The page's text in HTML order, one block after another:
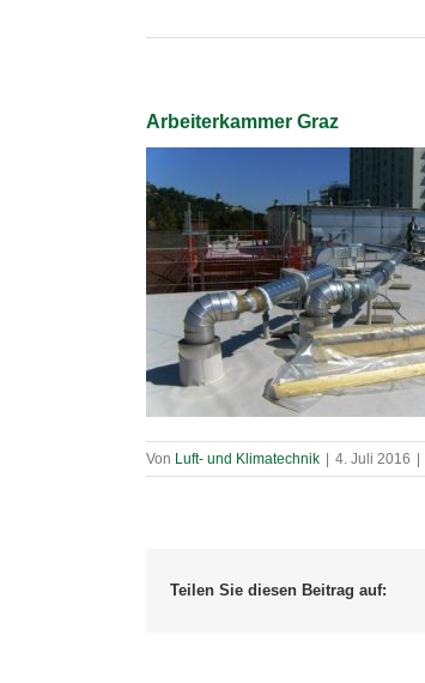
Arbeiterkammer Graz
Von Luft- und Klimatechnik | 4. Juli 2016 |
Teilen Sie diesen Beitrag auf: